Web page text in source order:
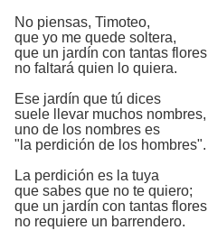
No piensas, Timoteo,
que yo me quede soltera,
que un jardín con tantas flores
no faltará quien lo quiera.
Ese jardín que tú dices
suele llevar muchos nombres,
uno de los nombres es
"la perdición de los hombres".
La perdición es la tuya
que sabes que no te quiero;
que un jardín con tantas flores
no requiere un barrendero.